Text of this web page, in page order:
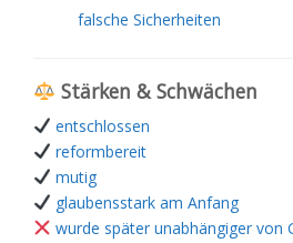
falsche Sicherheiten
Stärken & Schwächen
entschlossen
reformbereit
mutig
glaubensstark am Anfang
wurde später unabhängiger von